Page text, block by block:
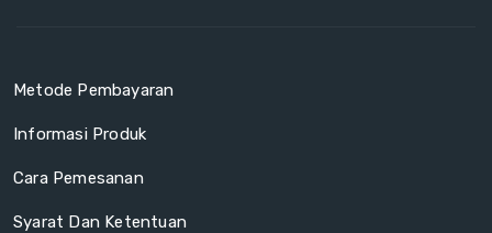
Metode Pembayaran
Informasi Produk
Cara Pemesanan
Syarat Dan Ketentuan